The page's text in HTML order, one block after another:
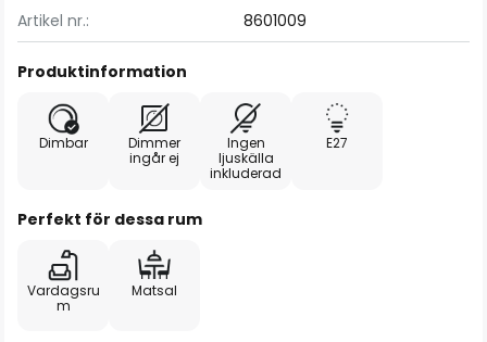
Artikel nr.: 8601009
Produktinformation
Dimbar
Dimmer
ingår ej
Ingen
ljuskälla
inkluderad
E27
Perfekt för dessa rum
Vardagsru
m
Matsal